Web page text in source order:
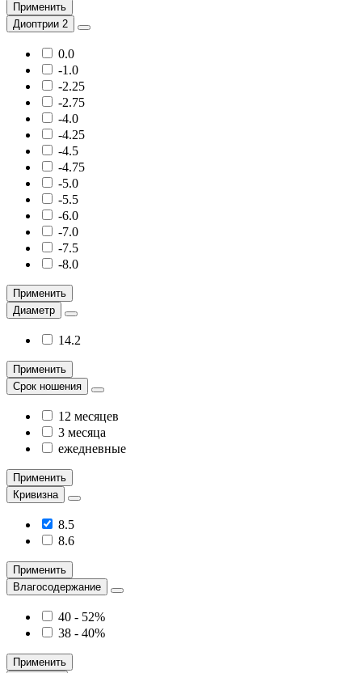
Применить
Диоптрии 2
0.0
-1.0
-2.25
-2.75
-4.0
-4.25
-4.5
-4.75
-5.0
-5.5
-6.0
-7.0
-7.5
-8.0
Применить
Диаметр
14.2
Применить
Срок ношения
12 месяцев
3 месяца
ежедневные
Применить
Кривизна
8.5
8.6
Применить
Влагосодержание
40 - 52%
38 - 40%
Применить